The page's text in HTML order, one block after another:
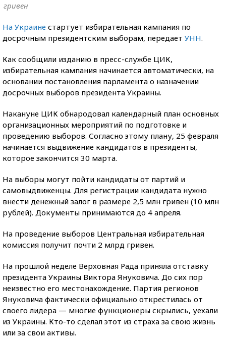
гривен
На Украине стартует избирательная кампания по
досрочным президентским выборам, передает УНН.
Как сообщили изданию в пресс-службе ЦИК,
избирательная кампания начинается автоматически, на
основании постановления парламента о назначении
досрочных выборов президента Украины.
Накануне ЦИК обнародовал календарный план основных
организационных мероприятий по подготовке и
проведению выборов. Согласно этому плану, 25 февраля
начинается выдвижение кандидатов в президенты,
которое закончится 30 марта.
На выборы могут пойти кандидаты от партий и
самовыдвиженцы. Для регистрации кандидата нужно
внести денежный залог в размере 2,5 млн гривен (10 млн
рублей). Документы принимаются до 4 апреля.
На проведение выборов Центральная избирательная
комиссия получит почти 2 млрд гривен.
На прошлой неделе Верховная Рада приняла отставку
президента Украины Виктора Януковича. До сих пор
неизвестно его местонахождение. Партия регионов
Януковича фактически официально открестилась от
своего лидера — многие функционеры скрылись, уехали
из Украины. Кто-то сделал этот из страха за свою жизнь
или за свои активы.